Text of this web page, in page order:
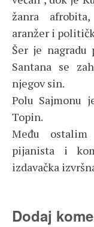
žanra
aranžer i
Šer je nagradu
Santana se
njegov sin.
Polu Sajmonu
Topin.
Među
pijanista i
izdavačka
Dodaj